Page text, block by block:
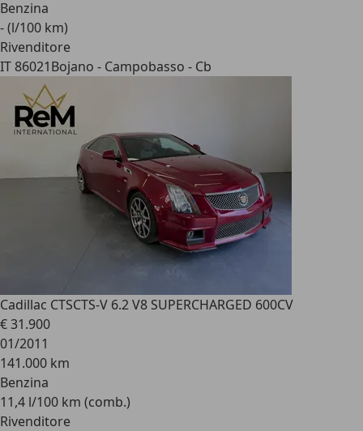
Benzina
- (l/100 km)
Rivenditore
IT 86021Bojano - Campobasso - Cb
Cadillac CTSCTS-V 6.2 V8 SUPERCHARGED 600CV
€ 31.900
01/2011
141.000 km
Benzina
11,4 l/100 km (comb.)
Rivenditore